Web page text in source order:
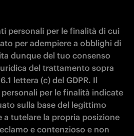
personali per le finalità di cui
per adempiere a obblighi di
dunque del tuo consenso
del trattamento sopra
lettera (c) del GDPR. Il
per le finalità indicate
sulla base del legittimo
a tutelare la propria posizione
e contenzioso e non